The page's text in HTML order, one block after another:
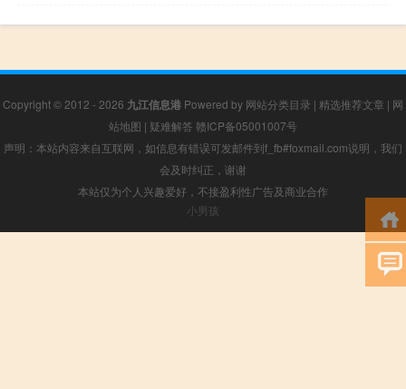
Copyright © 2012 - 2026 九江信息港 Powered by 网站分类目录 | 精选推荐文章 | 网
站地图 | 疑难解答 赣ICP备05001007号
声明：本站内容来自互联网，如信息有错误可发邮件到f_fb#foxmail.com说明，我们
会及时纠正，谢谢
本站仅为个人兴趣爱好，不接盈利性广告及商业合作
小男孩